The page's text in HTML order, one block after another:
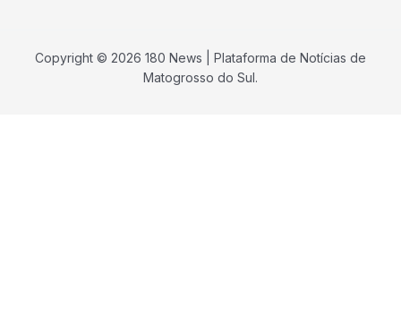
Copyright © 2026 180 News | Plataforma de Notícias de
Matogrosso do Sul.